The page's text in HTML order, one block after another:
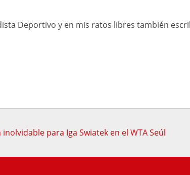
Deportivo y en mis ratos libres también
inolvidable para Iga Swiatek en el WTA Seúl